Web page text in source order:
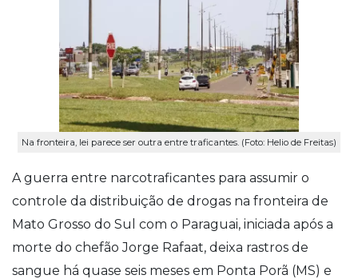
Na fronteira, lei parece ser outra entre traficantes. (Foto: Helio de Freitas)
A guerra entre narcotraficantes para assumir o
controle da distribuição de drogas na fronteira de
Mato Grosso do Sul com o Paraguai, iniciada após a
morte do chefão Jorge Rafaat, deixa rastros de
sangue há quase seis meses em Ponta Porã (MS) e